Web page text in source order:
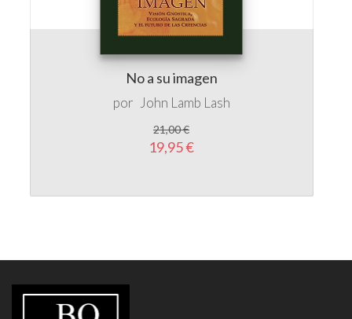
No a su imagen
por John Lamb Lash
21,00 €
19,95 €
LIBRERÍA